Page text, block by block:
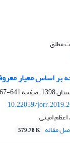
مطلق
بر اساس معیار
641-667
10.22059/
امینی
مقاله 579.78 K